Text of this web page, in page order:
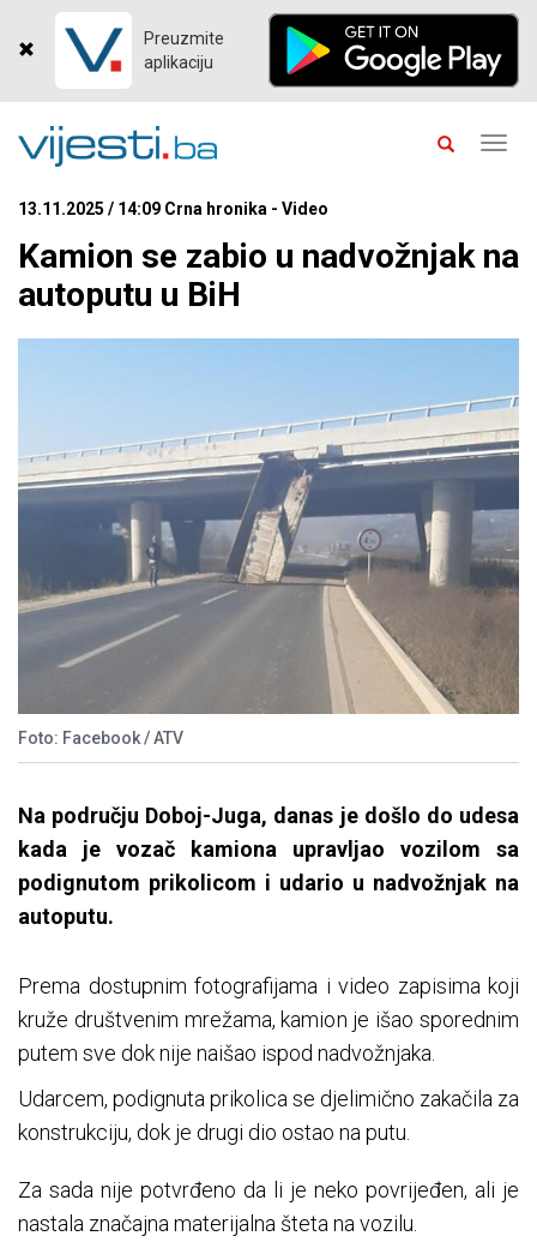
Preuzmite
aplikaciju
13.11.2025 / 14:09 Crna hronika - Video
Kamion se zabio u nadvožnjak na
autoputu u BiH
Foto: Facebook / ATV
Na području Doboj-Juga, danas je došlo do udesa
kada je vozač kamiona upravljao vozilom sa
podignutom prikolicom i udario u nadvožnjak na
autoputu.
Prema dostupnim fotografijama i video zapisima koji
kruže društvenim mrežama, kamion je išao sporednim
putem sve dok nije naišao ispod nadvožnjaka.
Udarcem, podignuta prikolica se djelimično zakačila za
konstrukciju, dok je drugi dio ostao na putu.
Za sada nije potvrđeno da li je neko povrijeđen, ali je
nastala značajna materijalna šteta na vozilu.